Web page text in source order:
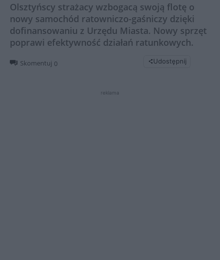
Olsztyńscy strażacy wzbogacą swoją flotę o
nowy samochód ratowniczo-gaśniczy dzięki
dofinansowaniu z Urzędu Miasta. Nowy sprzęt
poprawi efektywność działań ratunkowych.
Skomentuj 0 Udostępnij
reklama